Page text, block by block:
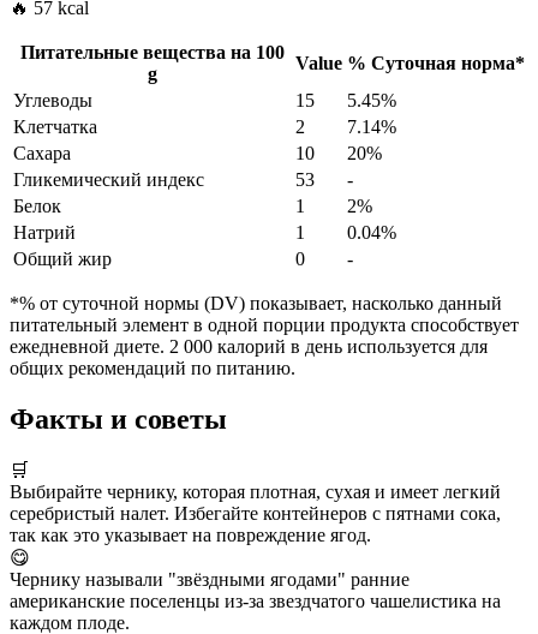
🔥 57 kcal
Питательные вещества на 100
g
Value % Суточная норма*
Углеводы
15
5.45%
Клетчатка
2
7.14%
Сахара
10
20%
Гликемический индекс
53
-
Белок
1
2%
Натрий
1
0.04%
Общий жир
0 -
*% от суточной нормы (DV) показывает, насколько данный
питательный элемент в одной порции продукта способствует
ежедневной диете. 2 000 калорий в день используется для
общих рекомендаций по питанию.
Факты и советы
🛒
Выбирайте чернику, которая плотная, сухая и имеет легкий
серебристый налет. Избегайте контейнеров с пятнами сока,
так как это указывает на повреждение ягод.
😋
Чернику называли "звёздными ягодами" ранние
американские поселенцы из-за звездчатого чашелистика на
каждом плоде.